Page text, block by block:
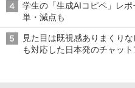
学生の「生成AIコピペ」レ
単・減点も
見た目は既視感ありまくり
も対応した日本発のチャッ